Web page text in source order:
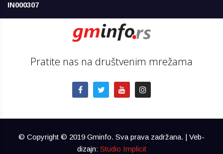
IN000307
Pratite nas na društvenim mrežama
© Copyright © 2019 Gminfo. Sva prava zadržana. | Veb-
dizajn: Studio Implicit